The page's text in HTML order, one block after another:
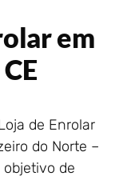
Rio das Ostras –
de
Petrópolis – RJ
de
Paraty – RJ
em
de Enrolar
do Norte –
de